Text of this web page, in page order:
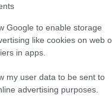
Google to enable storage
like cookies on web
in apps.
my user data to be sent to
advertising purposes.
Országos hírek
többmillióan
csökken a